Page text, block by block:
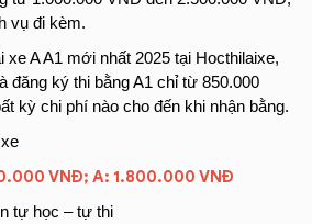
vụ đi kèm.
xe A A1 mới nhất 2025 tại Hocthilaixe,
đăng ký thi bằng A1 chỉ từ 850.000
kỳ chi phí nào cho đến khi nhận bằng.
VNĐ; A: 1.800.000 VNĐ
tự học – tự thi